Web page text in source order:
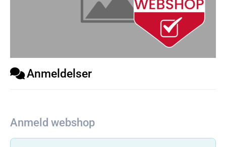
Anmeldelser
Anmeld webshop